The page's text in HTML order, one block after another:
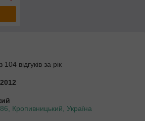
відгуків за рік
Кропивницький, Україна